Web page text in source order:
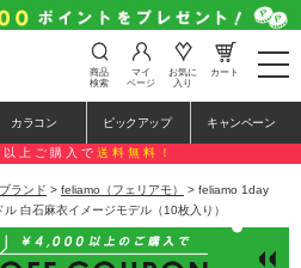
t
o
e
n
a
商品
検索
マイ
ページ
お気に
入り
カート
カラコン ピックアップ キャンペーン
上ご購入で 送料無料！
ブランド > feliamo（フェリアモ）
> feliamo 1day
白石麻衣イメージモデル（10枚入り）